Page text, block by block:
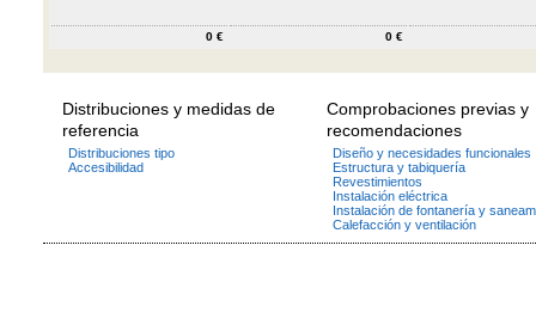
0 € 0 €
Distribuciones y medidas de
referencia
Distribuciones tipo
Accesibilidad
Comprobaciones previas y
recomendaciones
Diseño y necesidades funcionales
Estructura y tabiquería
Revestimientos
Instalación eléctrica
Instalación de fontanería y
Calefacción y ventilación